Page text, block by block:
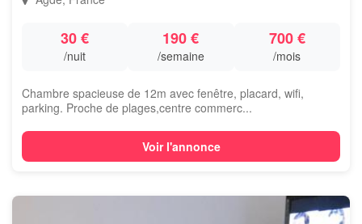
30 €
/nuit
190 €
/semaine
700 €
/mois
Chambre spacieuse de 12m avec fenêtre, placard, wifi,
parking. Proche de plages,centre commerc...
Voir l'annonce